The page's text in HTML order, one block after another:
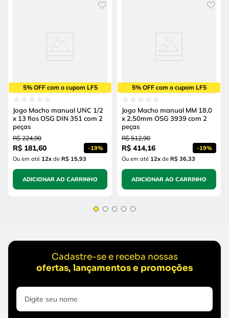
5% OFF com o cupom LF5
Jogo Macho manual UNC 1/2
x 13 fios OSG DIN 351 com 2
peças
R$ 224,90
R$ 181,60 -19%
Ou em até 12x de R$ 15,93
ADICIONAR AO CARRINHO
5% OFF com o cupom LF5
Jogo Macho manual MM 18,0
x 2,50mm OSG 3939 com 2
peças
R$ 512,90
R$ 414,16 -19%
Ou em até 12x de R$ 36,33
ADICIONAR AO CARRINHO
Cadastre-se e receba nossas
ofertas, lançamentos e promoções